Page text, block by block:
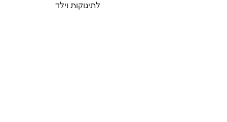
לתינוקות וילד